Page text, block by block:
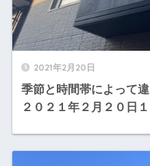
2021年2月20日
季節と時間帯によって
２０２１年２月２０日